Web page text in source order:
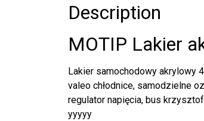
Description
MOTIP Lakier
Lakier samochodowy akrylowy
valeo chłodnice, samodzielne
regulator napięcia, bus
yyyyy